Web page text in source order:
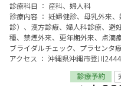
診療科目 ： 産科、婦人科
診療内容 ： 妊婦健診、母乳外来
診）、漢方診療、婦人科診療、避
種、禁煙外来、更年期外来、点滴
ブライダルチェック、プラセンタ
アクセス ： 沖縄県沖縄市登川